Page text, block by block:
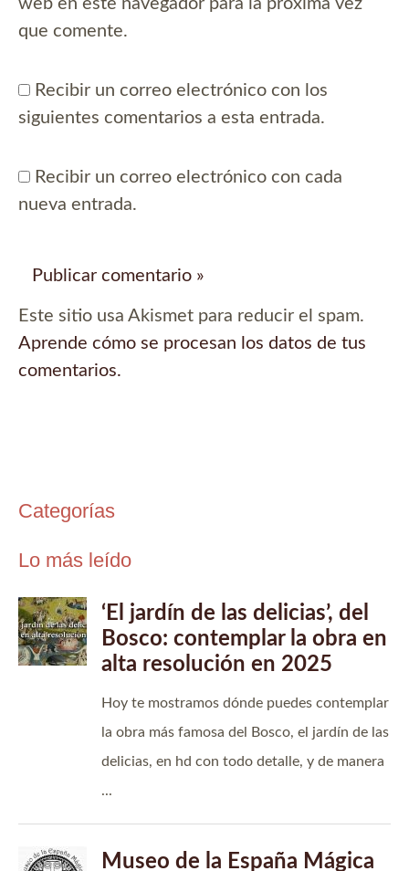
web en este navegador para la próxima vez
que comente.
Recibir un correo electrónico con los
siguientes comentarios a esta entrada.
Recibir un correo electrónico con cada
nueva entrada.
Este sitio usa Akismet para reducir el spam.
Aprende cómo se procesan los datos de tus
comentarios.
Categorías
Lo más leído